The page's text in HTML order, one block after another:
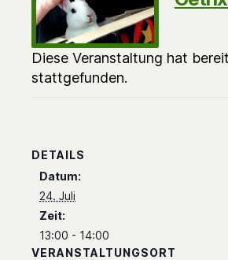
Diese Veranstaltung hat
stattgefunden.
DETAILS
Datum:
24. Juli
Zeit:
13:00 - 14:00
VERANSTALTUNGSORT